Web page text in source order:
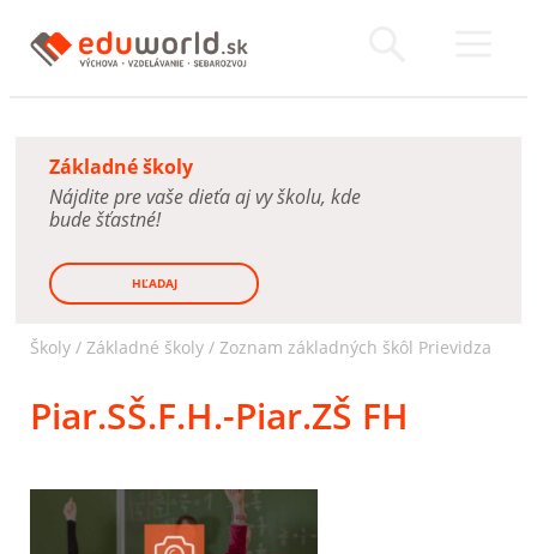
Základné školy
Nájdite pre vaše dieťa aj vy školu, kde
bude šťastné!
HĽADAJ
Školy / Základné školy / Zoznam základných škôl Prievidza
Piar.SŠ.F.H.-Piar.ZŠ FH